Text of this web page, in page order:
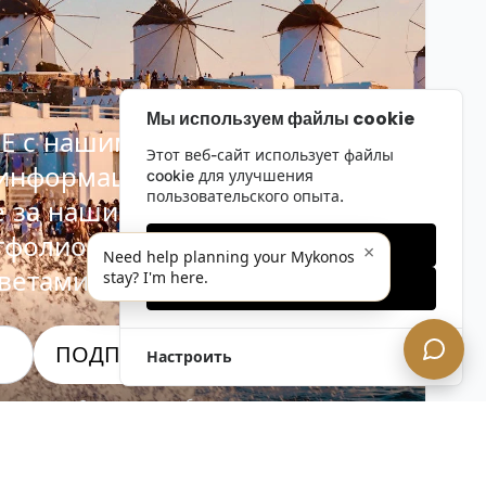
с нашим
за нашими последними
специальными
инсайдеров.
ПОДПИСАТЬСЯ СЕЙЧАС!
Отписаться в любое время.
Мы используем файлы cookie
Этот веб-сайт использует файлы
cookie для улучшения
пользовательского опыта.
Только необходимые
Настроить
Need help planning your Mykonos
stay? I'm here.
×